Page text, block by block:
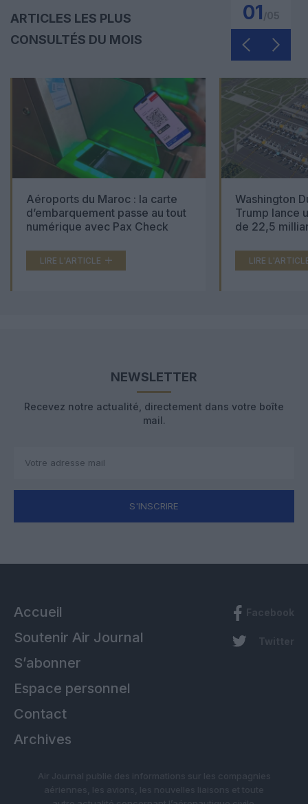
ARTICLES LES PLUS
CONSULTÉS DU MOIS
01
Aéroports du Maroc : la carte
d’embarquement passe au tout
numérique avec Pax Check
LIRE L'ARTICLE
Washington
Trump lance
de 22,5
LIRE
NEWSLETTER
Recevez notre actualité, directement dans votre boîte
mail.
S'INSCRIRE
Accueil
Soutenir Air Journal
S’abonner
Espace personnel
Contact
Archives